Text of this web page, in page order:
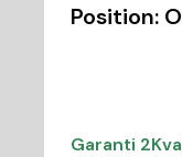
Position:
Garanti 2